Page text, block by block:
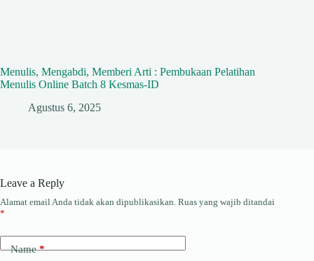
Menulis, Mengabdi, Memberi Arti : Pembukaan Pelatihan
Menulis Online Batch 8 Kesmas-ID
Agustus 6, 2025
Leave a Reply
Alamat email Anda tidak akan dipublikasikan. Ruas yang wajib ditandai
*
Name*